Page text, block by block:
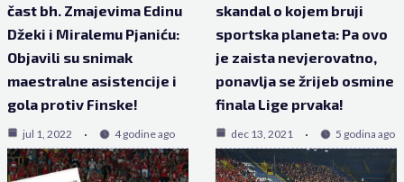
čast bh. Zmajevima Edinu
Džeki i Miralemu Pjaniću:
Objavili su snimak
maestralne asistencije i
gola protiv Finske!
jul 1, 2022 4 godine ago
skandal o kojem bruji
sportska planeta: Pa ovo
je zaista nevjerovatno,
ponavlja se žrijeb osmine
finala Lige prvaka!
dec 13, 2021 5 godina ago